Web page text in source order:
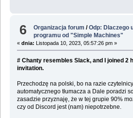
6 Organizacja forum /Odp: Dlaczego
programu od "Simple Machines"
« dnia: Listopada 10, 2023, 05:57:26 pm »
# Chanty resembles Slack, and I joined 2
invitation.
Przechodzę na polski, bo na razie
automatycznego tłumacza a Dale poradzi
zasadzie przyznaję, że w tej grupie 90%
czy od Discord jest (nam) niepotrzebne.